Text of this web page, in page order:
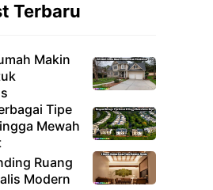
Terbaru
Makin
Tipe
Mewah
Ruang
Modern